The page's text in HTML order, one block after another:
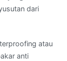
dari
atau
anti